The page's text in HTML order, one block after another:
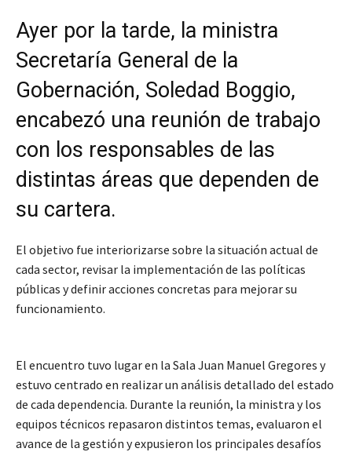
Ayer por la tarde, la ministra
Secretaría General de la
Gobernación, Soledad Boggio,
encabezó una reunión de trabajo
con los responsables de las
distintas áreas que dependen de
su cartera.
El objetivo fue interiorizarse sobre la situación actual de
cada sector, revisar la implementación de las políticas
públicas y definir acciones concretas para mejorar su
funcionamiento.
El encuentro tuvo lugar en la Sala Juan Manuel Gregores y
estuvo centrado en realizar un análisis detallado del estado
de cada dependencia. Durante la reunión, la ministra y los
equipos técnicos repasaron distintos temas, evaluaron el
avance de la gestión y expusieron los principales desafíos